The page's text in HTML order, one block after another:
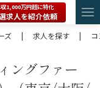
1,000万円超に特化
求人を紹介依頼
ズ
| 求人を探す |
ングファー